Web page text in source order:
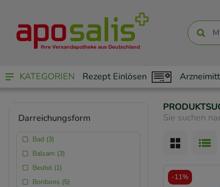
KATEGORIEN Rezept Einlösen
Sie suchen
-11%
Darreichungsform
Bad (3)
Balsam (3)
Beutel (1)
Bonbons (5)